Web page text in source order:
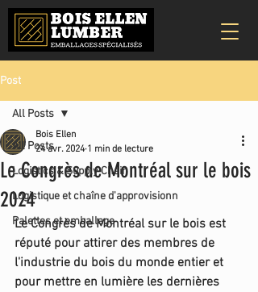
Post
All Posts
Logistics & Supply Chain
Logistique et chaîne d'approvisionn
Palettes et emballage
All Posts
Le Congrès de Montréal sur le bois
2024
Bois Ellen
24 avr. 2024 1 min de lecture
Le Congrès de Montréal sur le bois est
réputé pour attirer des membres de
l'industrie du bois du monde entier et
pour mettre en lumière les dernières